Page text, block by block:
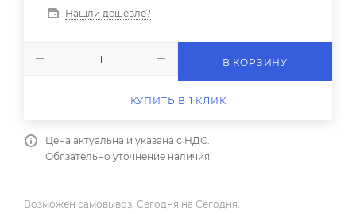
Нашли дешевле?
В КОРЗИНУ
КУПИТЬ В 1 КЛИК
Цена актуальна и указана с НДС.
Обязательно уточнение наличия.
Возможен самовывоз, Сегодня на Сегодня.